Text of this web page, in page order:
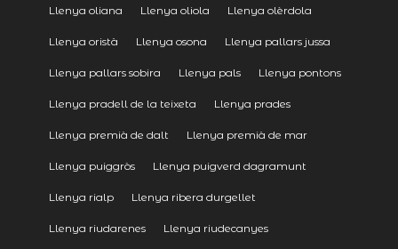
Llenya oliana Llenya oliola Llenya olèrdola
Llenya oristà Llenya osona Llenya pallars jussa
Llenya pallars sobira Llenya pals Llenya pontons
Llenya pradell de la teixeta Llenya prades
Llenya premià de dalt Llenya premià de mar
Llenya puiggròs Llenya puigverd dagramunt
Llenya rialp Llenya ribera durgellet
Llenya riudarenes Llenya riudecanyes